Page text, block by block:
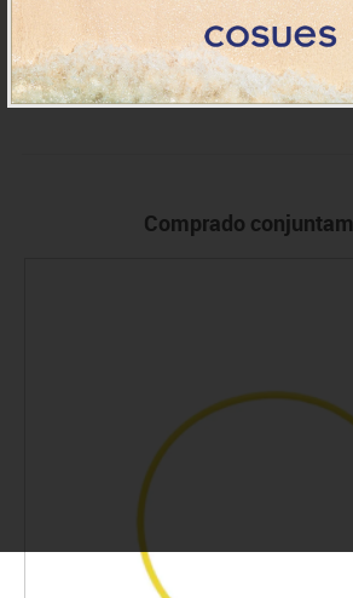
+7 días
Comprado